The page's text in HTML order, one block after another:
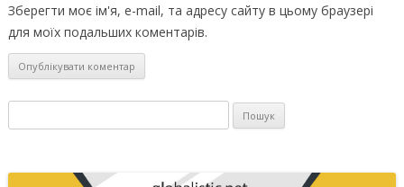
Зберегти моє ім'я, e-mail, та адресу сайту в цьому браузері
для моїх подальших коментарів.